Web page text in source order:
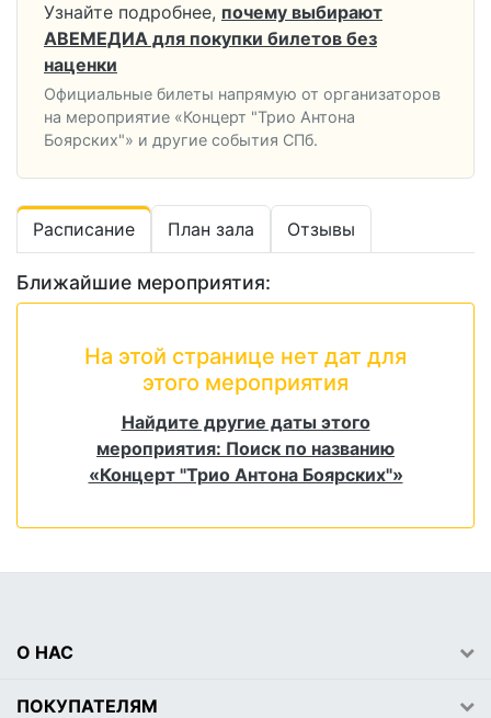
Узнайте подробнее, почему выбирают
АВЕМЕДИА для покупки билетов без
наценки
Официальные билеты напрямую от организаторов
на мероприятие «Концерт "Трио Антона
Боярских"» и другие события СПб.
Расписание План зала Отзывы
Ближайшие мероприятия:
На этой странице нет дат для
этого мероприятия
Найдите другие даты этого
мероприятия: Поиск по названию
«Концерт "Трио Антона Боярских"»
О НАС
ПОКУПАТЕЛЯМ